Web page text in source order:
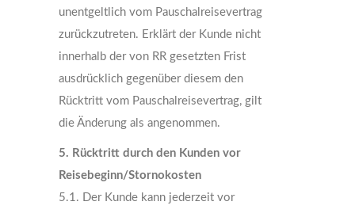
unentgeltlich vom Pauschalreisevertrag
zurückzutreten. Erklärt der Kunde nicht
innerhalb der von RR gesetzten Frist
ausdrücklich gegenüber diesem den
Rücktritt vom Pauschalreisevertrag, gilt
die Änderung als angenommen.
5. Rücktritt durch den Kunden vor
Reisebeginn/Stornokosten
5.1. Der Kunde kann jederzeit vor